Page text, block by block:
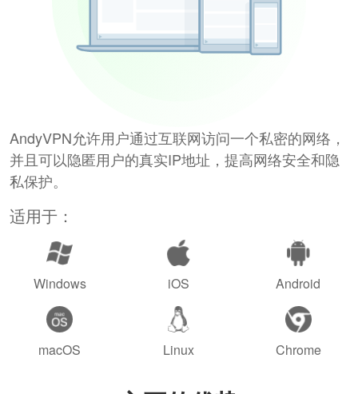
AndyVPN允许用户通过互联网访问一个私密的网络，
并且可以隐匿用户的真实IP地址，提高网络安全和隐
私保护。
适用于：
Windows iOS Android
macOS Linux Chrome